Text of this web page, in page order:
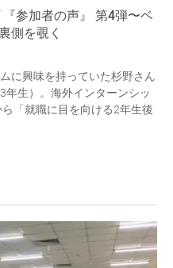
参加者の声』 第4弾〜ベ
側を覗く
に興味を持っていた杉野さん
年生）。海外インターンシッ
「就職に目を向ける2年生後